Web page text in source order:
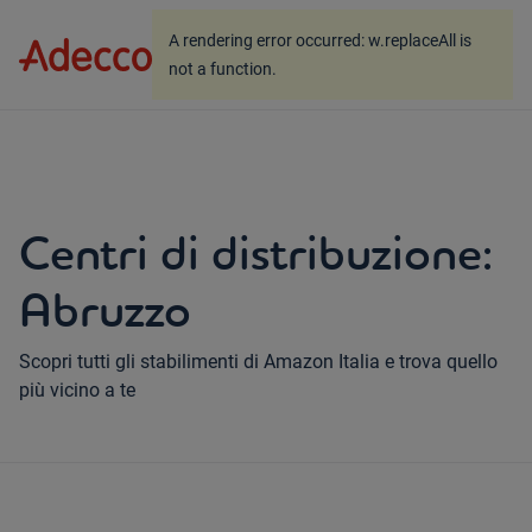
A rendering error occurred:w.replaceAll is not a
function.
A rendering error occurred:w.replaceAll is
not a function.
Centri di distribuzione:
Abruzzo
Scopri tutti gli stabilimenti di Amazon Italia e trova quello
più vicino a te